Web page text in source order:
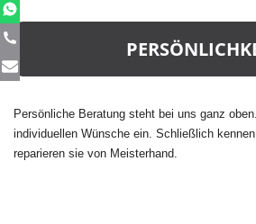
Persönliche Beratung steht bei uns ganz
individuellen Wünsche ein. Schließlich
reparieren sie von Meisterhand.